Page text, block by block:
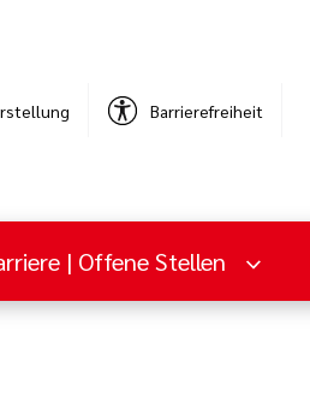
Barrierefreiheit
| Offene Stellen